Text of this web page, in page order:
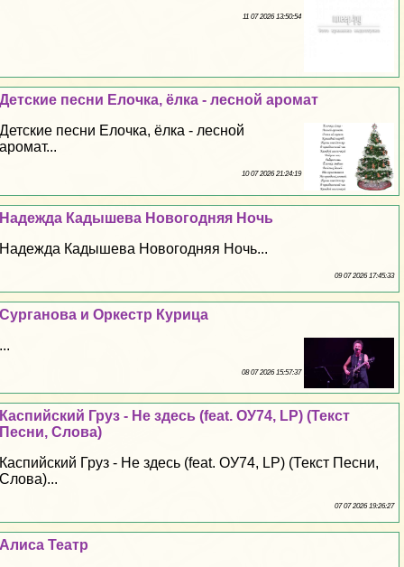
11 07 2026 13:50:54
Детские песни Елочка, ёлка - лесной аромат
Детские песни Елочка, ёлка - лесной
аромат...
10 07 2026 21:24:19
Надежда Кадышева Новогодняя Ночь
Надежда Кадышева Новогодняя Ночь...
09 07 2026 17:45:33
Сурганова и Оркестр Курица
...
08 07 2026 15:57:37
Каспийский Груз - Не здесь (feat. ОУ74, LP) (Текст
Песни, Слова)
Каспийский Груз - Не здесь (feat. ОУ74, LP) (Текст Песни,
Слова)...
07 07 2026 19:26:27
Алиса Театр